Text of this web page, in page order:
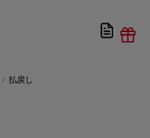
払戻し